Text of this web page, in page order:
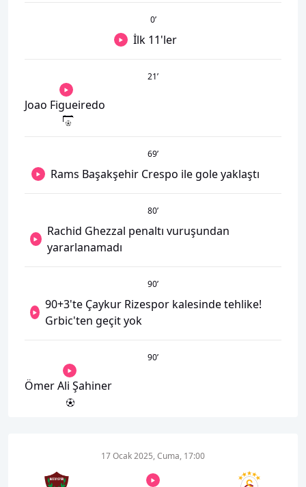
0’
İlk 11'ler
21’
Joao Figueiredo
69’
Rams Başakşehir Crespo ile gole yaklaştı
80’
Rachid Ghezzal penaltı vuruşundan
yararlanamadı
90’
90+3'te Çaykur Rizespor kalesinde tehlike!
Grbic'ten geçit yok
90’
Ömer Ali Şahiner
17 Ocak 2025, Cuma, 17:00